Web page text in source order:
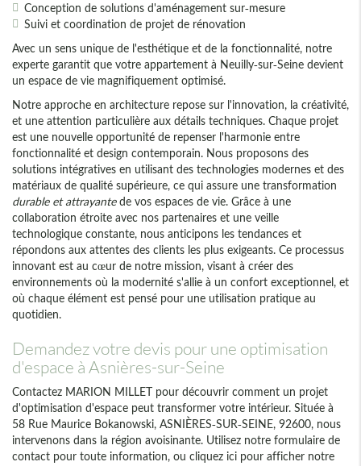
Conception de solutions d'aménagement sur-mesure
Suivi et coordination de projet de rénovation
Avec un sens unique de l'esthétique et de la fonctionnalité, notre
experte garantit que votre appartement à Neuilly-sur-Seine devient
un espace de vie magnifiquement optimisé.
Notre approche en architecture repose sur l'innovation, la créativité,
et une attention particulière aux détails techniques. Chaque projet
est une nouvelle opportunité de repenser l'harmonie entre
fonctionnalité et design contemporain. Nous proposons des
solutions intégratives en utilisant des technologies modernes et des
matériaux de qualité supérieure, ce qui assure une transformation
durable et attrayantede vos espaces de vie. Grâce à une
collaboration étroite avec nos partenaires et une veille
technologique constante, nous anticipons les tendances et
répondons aux attentes des clients les plus exigeants. Ce processus
innovant est au cœur de notre mission, visant à créer des
environnements où la modernité s'allie à un confort exceptionnel, et
où chaque élément est pensé pour une utilisation pratique au
quotidien.
Demandez votre devis pour une optimisation
d'espace à Asnières-sur-Seine
Contactez MARION MILLET pour découvrir comment un projet
d'optimisation d'espace peut transformer votre intérieur. Située à
58 Rue Maurice Bokanowski, ASNIÈRES-SUR-SEINE, 92600, nous
intervenons dans la région avoisinante. Utilisez notre formulaire de
contact pour toute information, ou cliquez ici pour afficher notre